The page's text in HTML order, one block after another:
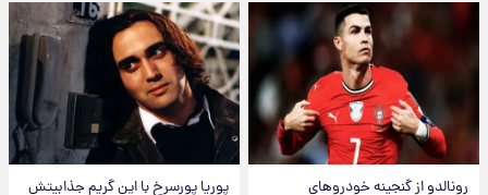
رونالدو از گنجینه خودروهای
پوریا پورسرخ با این گریم جذابیتش